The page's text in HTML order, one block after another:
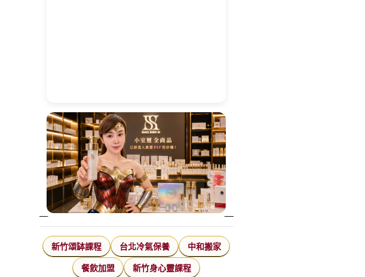
新竹頌缽課程 台北冷氣保養 中和搬家
餐飲加盟 新竹身心靈課程